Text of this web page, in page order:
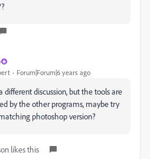
Forum|Forum|6 years ago
different discussion, but the tools are
by the other programs, maybe try
photoshop version?
likes this